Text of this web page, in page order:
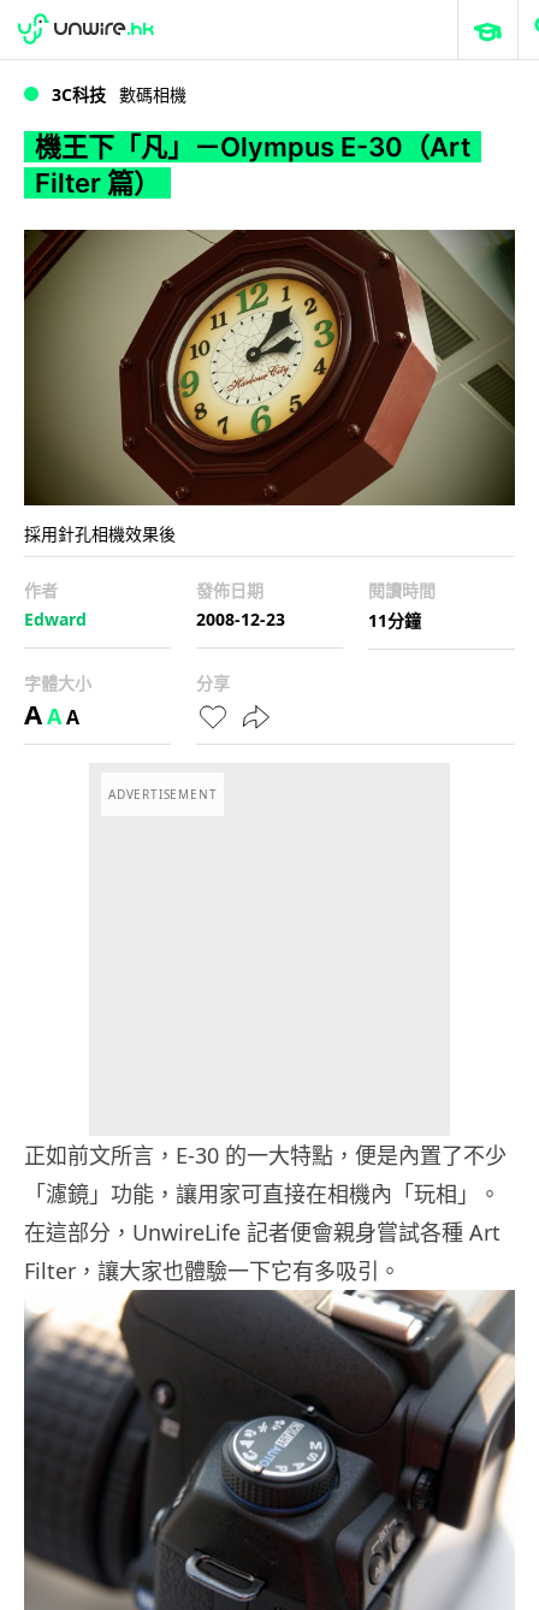
機王下「凡」－Olympus E-30（Art Filter 篇）
WWDC 2026 ERP 與商業 AI
3C科技 數碼相機
機王下「凡」－Olympus E-30（Art
Filter 篇）
採用針孔相機效果後
作者
Edward
發佈日期
2008-12-23
閱讀時間
11分鐘
字體大小
AAA
分享
ADVERTISEMENT
正如前文所言，E-30 的一大特點，便是內置了不少
「濾鏡」功能，讓用家可直接在相機內「玩相」。
在這部分，UnwireLife 記者便會親身嘗試各種 Art
Filter，讓大家也體驗一下它有多吸引。